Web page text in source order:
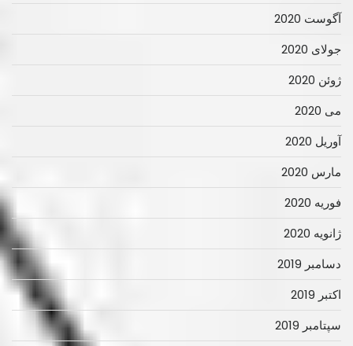
آگوست 2020
جولای 2020
ژوئن 2020
می 2020
آوریل 2020
مارس 2020
فوریه 2020
ژانویه 2020
دسامبر 2019
اکتبر 2019
سپتامبر 2019